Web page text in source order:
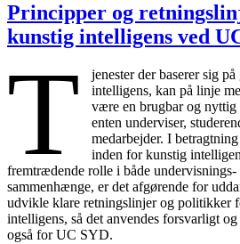
Principper og
kunstig intelligens ved
T
jenester der baserer sig
intelligens, kan på linje
være en brugbar og nyttig
enten underviser,
medarbejder. I
inden for kunstig
fremtrædende rolle i både
sammenhænge, er det afgørende for
udvikle klare retningslinjer og politikker
intelligens, så det anvendes forsvarligt
også for UC SYD.